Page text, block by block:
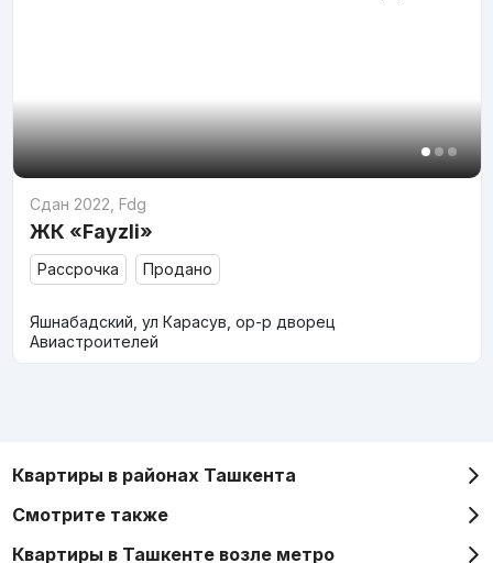
Сдан 2022 Fdg
ЖК «Fayzli»
Рассрочка Продано
Яшнабадский, ул Карасув, ор-р дворец
Авиастроителей
Квартиры в районах Ташкента
Смотрите также
Квартиры в Ташкенте возле метро